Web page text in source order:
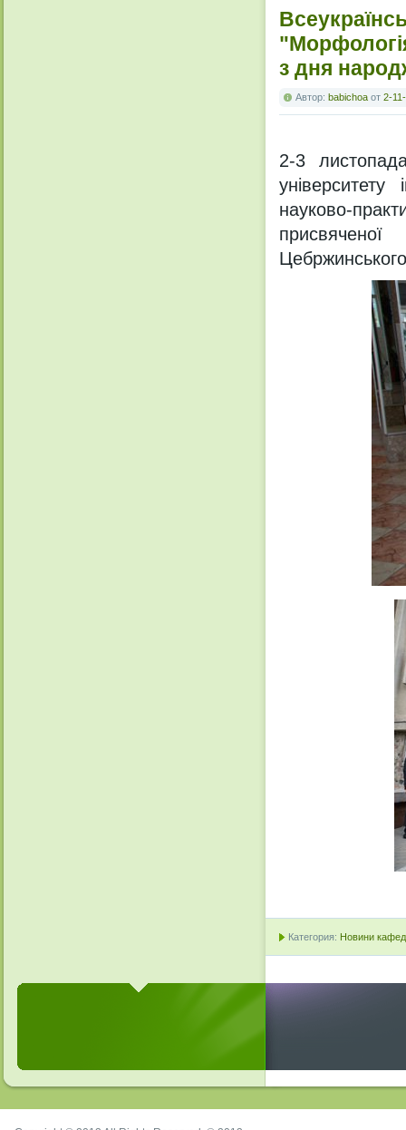
з дня
Автор: babichoa от 2-
2-3
науково-
Категория: Новини